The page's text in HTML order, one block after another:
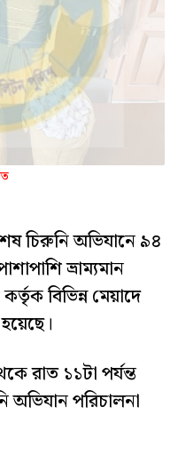
চিরুনি অভিযানে ৯৪
ভ্রাম্যমান
বিভিন্ন মেয়াদে
রাত ১১টা পর্যন্ত
অভিযান পরিচালনা